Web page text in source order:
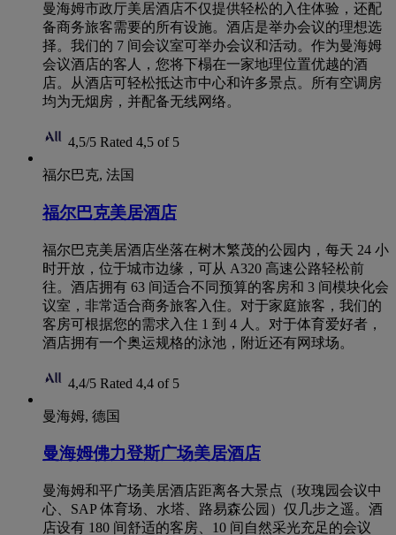
曼海姆市政厅美居酒店不仅提供轻松的入住体验，还配
备商务旅客需要的所有设施。酒店是举办会议的理想选
择。我们的 7 间会议室可举办会议和活动。作为曼海姆
会议酒店的客人，您将下榻在一家地理位置优越的酒
店。从酒店可轻松抵达市中心和许多景点。所有空调房
均为无烟房，并配备无线网络。
4,5/5 Rated 4,5 of 5
福尔巴克, 法国
福尔巴克美居酒店
福尔巴克美居酒店坐落在树木繁茂的公园内，每天 24 小
时开放，位于城市边缘，可从 A320 高速公路轻松前
往。酒店拥有 63 间适合不同预算的客房和 3 间模块化会
议室，非常适合商务旅客入住。对于家庭旅客，我们的
客房可根据您的需求入住 1 到 4 人。对于体育爱好者，
酒店拥有一个奥运规格的泳池，附近还有网球场。
4,4/5 Rated 4,4 of 5
曼海姆, 德国
曼海姆佛力登斯广场美居酒店
曼海姆和平广场美居酒店距离各大景点（玫瑰园会议中
心、SAP 体育场、水塔、路易森公园）仅几步之遥。酒
店设有 180 间舒适的客房、10 间自然采光充足的会议